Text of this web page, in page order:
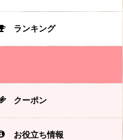
ランキング
クーポン
お役立ち情報